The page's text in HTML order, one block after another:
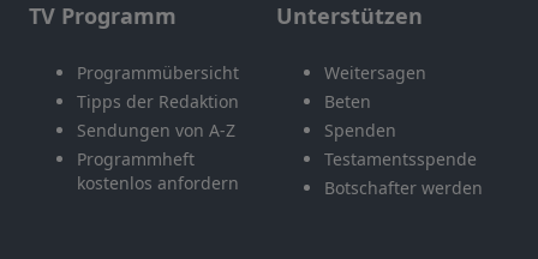
TV Programm
Programmübersicht
Tipps der Redaktion
Sendungen von A-Z
Programmheft
kostenlos anfordern
Unterstützen
Weitersagen
Beten
Spenden
Testamentsspende
Botschafter werden